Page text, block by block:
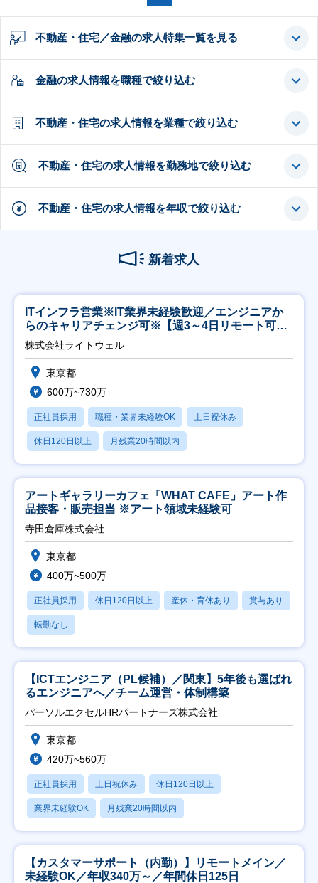
不動産・住宅／金融の求人特集一覧を見る
金融の求人情報を職種で絞り込む
不動産・住宅の求人情報を業種で絞り込む
不動産・住宅の求人情報を勤務地で絞り込む
不動産・住宅の求人情報を年収で絞り込む
新着求人
ITインフラ営業※IT業界未経験歓迎／エンジニアか
らのキャリアチェンジ可※【週3～4日リモート可
能】
株式会社ライトウェル
東京都
600万~730万
正社員採用 職種・業界未経験OK 土日祝休み
休日120日以上 月残業20時間以内
アートギャラリーカフェ「WHAT CAFE」アート作
品接客・販売担当 ※アート領域未経験可
寺田倉庫株式会社
東京都
400万~500万
正社員採用 休日120日以上 産休・育休あり 賞与あり
転勤なし
【ICTエンジニア（PL候補）／関東】5年後も選ばれ
るエンジニアへ／チーム運営・体制構築
パーソルエクセルHRパートナーズ株式会社
東京都
420万~560万
正社員採用 土日祝休み 休日120日以上
業界未経験OK 月残業20時間以内
【カスタマーサポート（内勤）】リモートメイン／
未経験OK／年収340万～／年間休日125日